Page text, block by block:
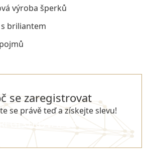
výroba šperků
briliantem
se zaregistrovat
se právě teď a získejte slevu!
SE